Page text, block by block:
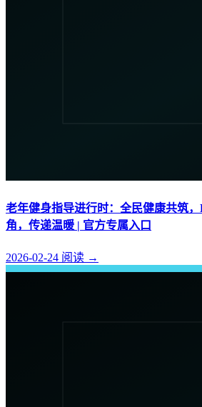
老年健身指导进行时：全民健康共筑
角，传递温暖 | 官方专属入口
2026-02-24 阅读 →